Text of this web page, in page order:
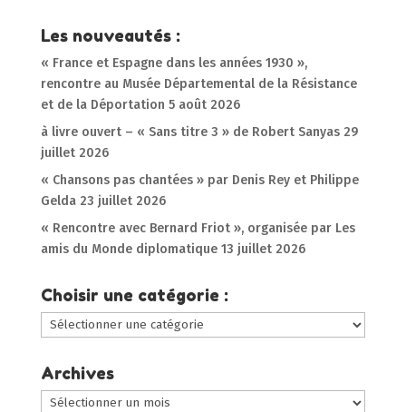
Les nouveautés :
« France et Espagne dans les années 1930 »,
rencontre au Musée Départemental de la Résistance
et de la Déportation 5 août 2026
à livre ouvert – « Sans titre 3 » de Robert Sanyas 29
juillet 2026
« Chansons pas chantées » par Denis Rey et Philippe
Gelda 23 juillet 2026
« Rencontre avec Bernard Friot », organisée par Les
amis du Monde diplomatique 13 juillet 2026
Choisir une catégorie :
Choisir
une
catégorie
:
Archives
Archives